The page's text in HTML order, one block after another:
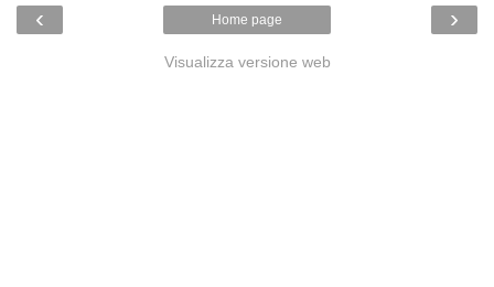
‹ ›
Home page
Visualizza versione web